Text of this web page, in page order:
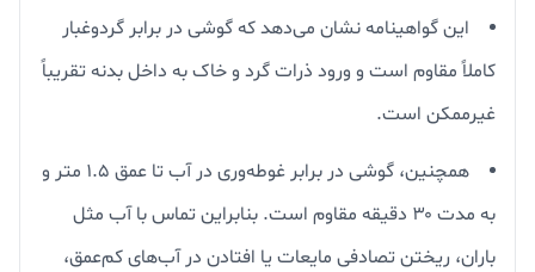
این گواهینامه نشان می‌دهد که گوشی در برابر گردوغبار
کاملاً مقاوم است و ورود ذرات گرد و خاک به داخل بدنه تقریباً
غیرممکن است.
همچنین، گوشی در برابر غوطه‌وری در آب تا عمق ۱.۵ متر و
به مدت ۳۰ دقیقه مقاوم است. بنابراین تماس با آب مثل
باران، ریختن تصادفی مایعات یا افتادن در آب‌های کم‌عمق،